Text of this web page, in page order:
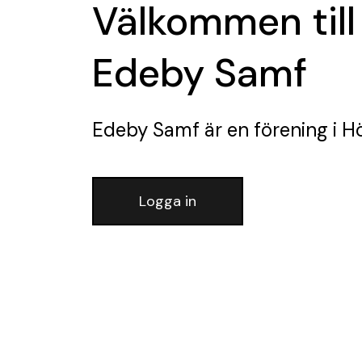
Välkommen till
Edeby Samf
Edeby Samf är en förening i
Logga in